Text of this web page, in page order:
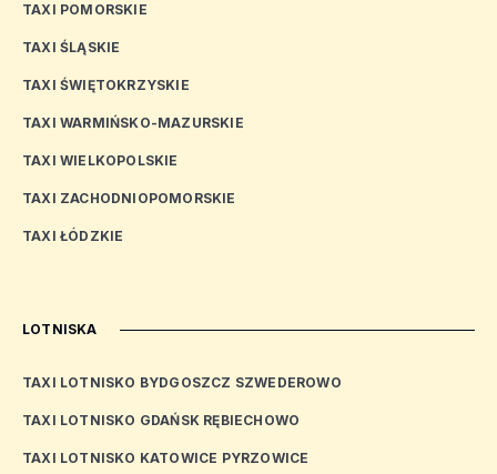
TAXI POMORSKIE
TAXI ŚLĄSKIE
TAXI ŚWIĘTOKRZYSKIE
TAXI WARMIŃSKO-MAZURSKIE
TAXI WIELKOPOLSKIE
TAXI ZACHODNIOPOMORSKIE
TAXI ŁÓDZKIE
LOTNISKA
TAXI LOTNISKO BYDGOSZCZ SZWEDEROWO
TAXI LOTNISKO GDAŃSK RĘBIECHOWO
TAXI LOTNISKO KATOWICE PYRZOWICE